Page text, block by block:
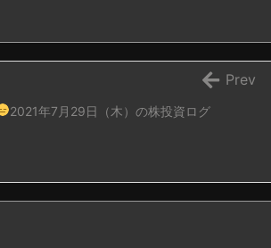
2021年7月29日（木）の株投資ログ
Prev